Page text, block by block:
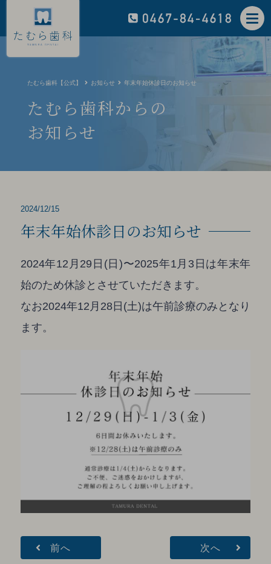
たむら歯科【公式】 お知らせ 年末年始休診日のお知らせ
たむら歯科からの
お知らせ
2024/12/15
年末年始休診日のお知らせ
2024年12月29日(日)〜2025年1月3日は年末年
始のため休診とさせていただきます。
なお2024年12月28日(土)は午前診療のみとなり
ます。
前へ 次へ